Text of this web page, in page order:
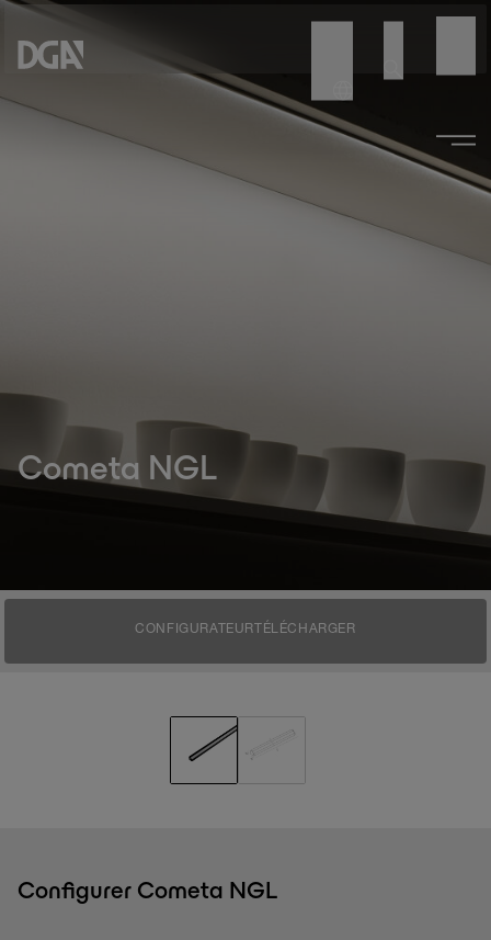
Cometa NGL
CONFIGURATEURTÉLÉCHARGER
Configurer Cometa NGL